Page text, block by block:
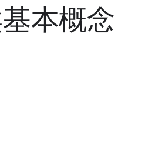
本概念